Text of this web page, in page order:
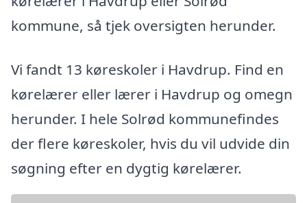
kommune, så tjek oversigten herunder.
Vi fandt 13 køreskoler i Havdrup. Find en
kørelærer eller lærer i Havdrup og omegn
herunder. I hele Solrød kommunefindes
der flere køreskoler, hvis du vil udvide din
søgning efter en dygtig kørelærer.